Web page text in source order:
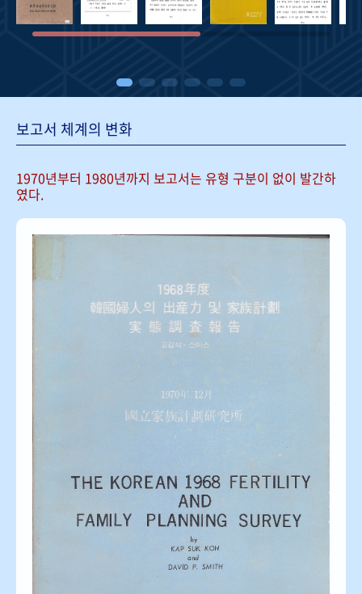
보고서 체계의 변화
1970년부터 1980년까지 보고서는 유형 구분이 없이 발간하
였다.